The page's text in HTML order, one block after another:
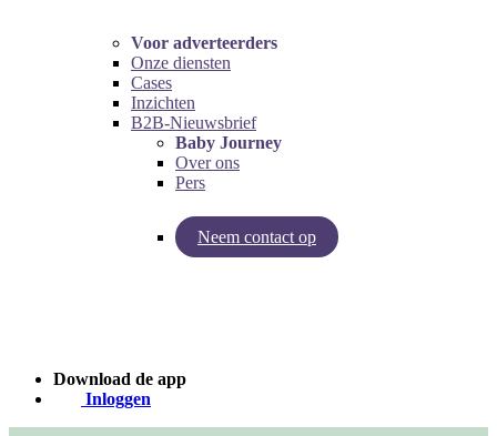
Voor adverteerders
Onze diensten
Cases
Inzichten
B2B-Nieuwsbrief
Baby Journey
Over ons
Pers
Neem contact op
Inzichten van Baby Journey
Download de app
Inloggen